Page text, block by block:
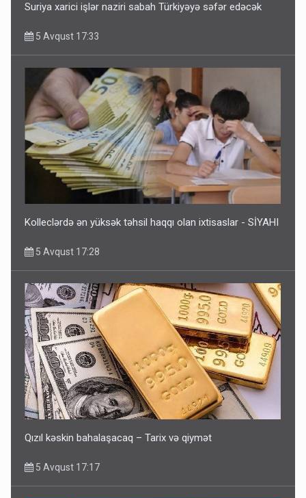
Suriya xarici işlər naziri sabah Türkiyəyə səfər edəcək
5 Avqust 17:33
Kolleclərdə ən yüksək təhsil haqqı olan ixtisaslar - SİYAHI
5 Avqust 17:28
Qızıl kəskin bahalaşacaq – Tarix və qiymət
5 Avqust 17:17